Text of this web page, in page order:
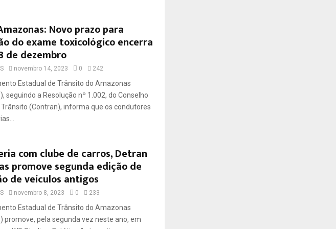
Novo prazo para
do exame toxicológico encerra
de dezembro
novembro 14, 2023 0 242
Estadual de Trânsito do Amazonas
seguindo a Resolução nº 1.002, do Conselho
Trânsito (Contran), informa que os condutores
com clube de carros, Detran
promove segunda edição de
de veículos antigos
novembro 8, 2023 0 233
Estadual de Trânsito do Amazonas
promove, pela segunda vez neste ano, em